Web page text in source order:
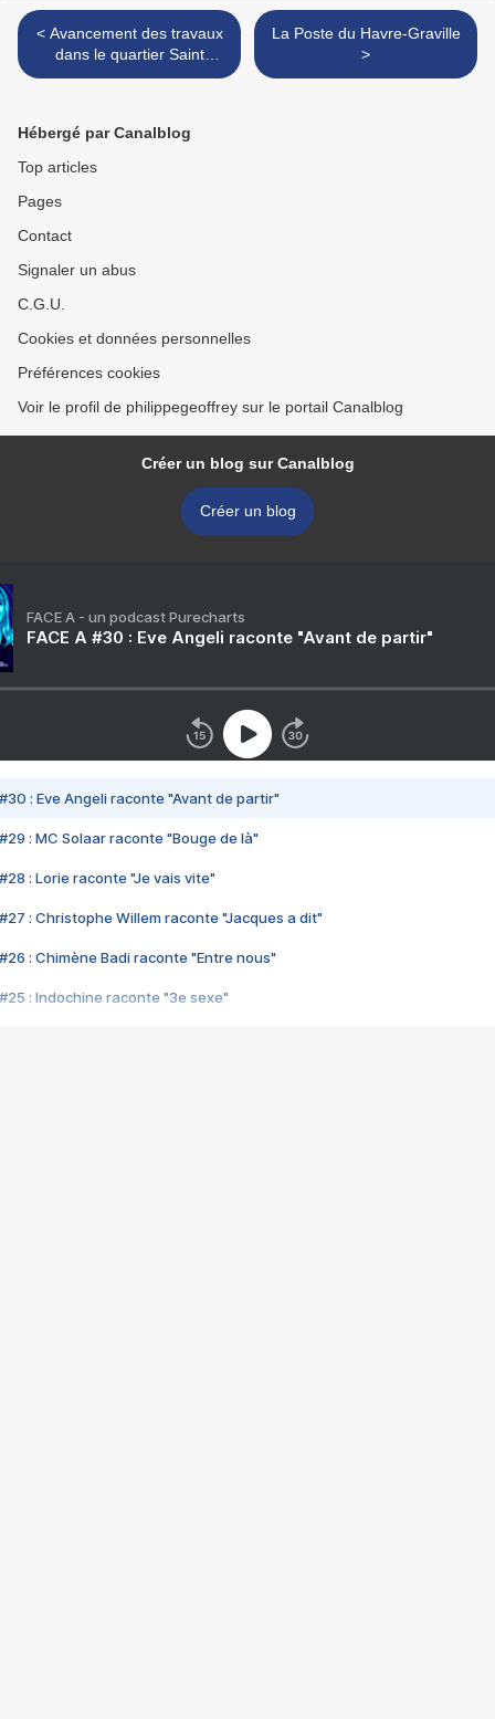
< Avancement des travaux
dans le quartier Saint
Nicolas de l'Eure
La Poste du Havre-Graville
>
Hébergé par Canalblog
Top articles
Pages
Contact
Signaler un abus
C.G.U.
Cookies et données personnelles
Préférences cookies
Voir le profil de philippegeoffrey sur le portail Canalblog
Créer un blog sur Canalblog
Créer un blog
FACE A - un podcast Purecharts
FACE A #30 : Eve Angeli raconte "Avant de partir"
#30 : Eve Angeli raconte "Avant de partir"
#29 : MC Solaar raconte "Bouge de là"
#28 : Lorie raconte "Je vais vite"
#27 : Christophe Willem raconte "Jacques a dit"
#26 : Chimène Badi raconte "Entre nous"
#25 : Indochine raconte "3e sexe"